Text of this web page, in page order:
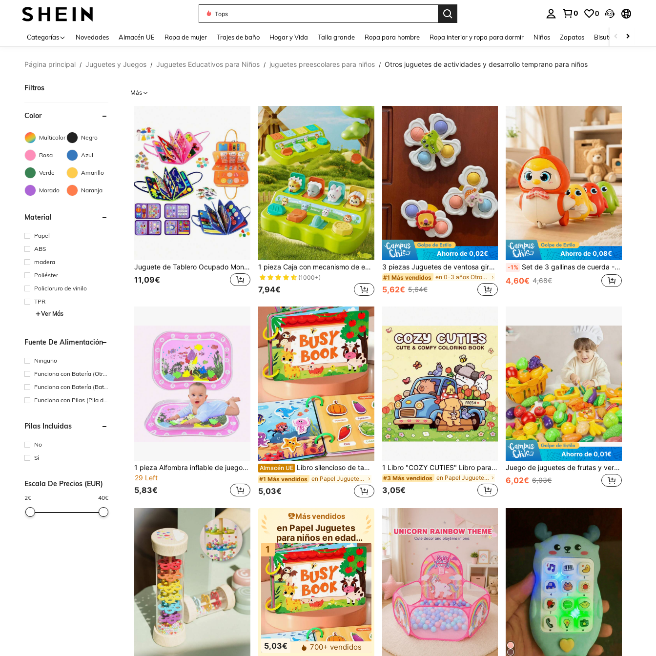
Tops
0 0
Categorías Novedades Almacén UE Ropa de mujer Trajes de baño Hogar y Vida Talla grande Ropa para hombre Ropa interior y ropa para dormir Niños Zapatos Bisutería Y
Página principal / Juguetes y Juegos / Juguetes Educativos para Niños / juguetes preescolares para niños / Otros juguetes de actividades y desarrollo temprano para niños
Filtros
Color
Multicolor Negro
Rosa Azul
Verde Amarillo
Morado Naranja
Material
Papel
ABS
madera
Poliéster
Policloruro de vinilo
TPR
Ver Más
Fuente De Alimentación
Ninguno
Funciona con Batería (Otra
Funciona con Batería (Bate
Funciona con Pilas (Pila de
Pilas Incluidas
No
Sí
Escala De Precios (EUR)
2€ 40€
Más
Juguete de Tablero Ocupado Montessori, Tablero Sensorial para Niños Pequeños, Libro Ocupado de Fieltro para Viajes en Avión y Coche, Juguete para Tiempo de Barriga, Alfombra de Actividad Ocupada para Aprender Habilidades Motoras Finas, Regalo de Cumpleaños para Niños y Niñas
11,09€
1 pieza Caja con mecanismo de escondite, juguete interactivo de animales pop-up, juego de causa y efecto, adecuado para bebés y niños pequeños mayores de 18 meses, niños y niñas, regalo para fiestas, Halloween, Pascua, Navidad, Año Nuevo, cumpleaños, juguete para entrenamiento de memoria, juguete pop-up para bebés de 6-12 meses (color de botón aleatorio), sin música
(1000+)
7,94€
Ahorro de 0,02€
3 piezas Juguetes de ventosa giratorios, Juguetes de ventosa giratorios de colores - Adecuados para ventanas, baños y viajes, Juguetes de ventosa giratorios de animales de dibujos animados, Adecuados para bebés de 6 meses+, Regalos de cumpleaños, Juguetes sensoriales giratorios para niños de 1 a 3 años, Juguetes para bebés, Juguetes de baño, Juguetes de educación temprana, Juguetes para la silla alta, Regalos para Pascua, Halloween, Navidad, Año Nuevo 2026, Ramadán/Eid Al-Adha (3 piezas)
#1 Más vendidos en 0-3 años Otros juguetes de desarrollo y activid
5,62€ 5,64€
Ahorro de 0,08€
-1% Set de 3 gallinas de cuerda - 3 pollitos siguen el movimiento, regalo especial para recompensa en el aula, actividad interactiva para padres e hijos
4,60€ 4,68€
1 pieza Alfombra inflable de juego acuático para tiempo de barriga, juguete de agua para bebé, alfombra de juego inflable, centro de actividad de desarrollo temprano divertido
29 Left
5,83€
Almacén UE Libro silencioso de tamaño pequeño para niños, libro de pegatinas repetibles, juguetes de rompecabezas con ganchos y bucles, libro educativo de actividades, juguetes de rompecabezas de educación temprana (El producto debe ser instalado por uno mismo)
#1 Más vendidos en Papel Juguetes para niños en edad preescolar
5,03€
1 Libro "COZY CUTIES" Libro para colorear infantil lindo, que contiene varios patrones de animales adorables, juguete de pintura Montessori, regalo creativo. Libro de dibujos de líneas fáciles de colorear, incluye patrones de plantas, libro para colorear para adultos [Juego de 12 marcadores de color], regalo para amigos, parejas y familia, útiles escolares.
#3 Más vendidos en Papel Juguetes para niños en edad preescolar
3,05€
Ahorro de 0,01€
Juego de juguetes de frutas y verduras de corte de juego de roles para niños, incluye pizza de corte, conjunto de cocina de juego
6,02€ 6,03€
Más vendidos
en Papel Juguetes
para niños en edad
preescolar
1
5,03€
700+ vendidos